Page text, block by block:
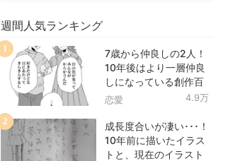
週間人気ランキング
7歳から仲良しの2人！
10年後はより一層仲良
しになっている創作百
合！
恋愛 4.9万
1
成長度合いが凄い･･･！
10年前に描いたイラス
トと、現在のイラスト
2